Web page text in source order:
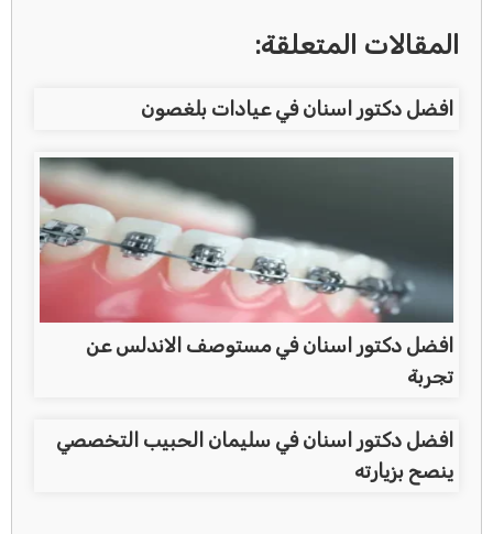
المقالات المتعلقة:
افضل دكتور اسنان في عيادات بلغصون
افضل دكتور اسنان في مستوصف الاندلس عن
تجربة
افضل دكتور اسنان في سليمان الحبيب التخصصي
ينصح بزيارته